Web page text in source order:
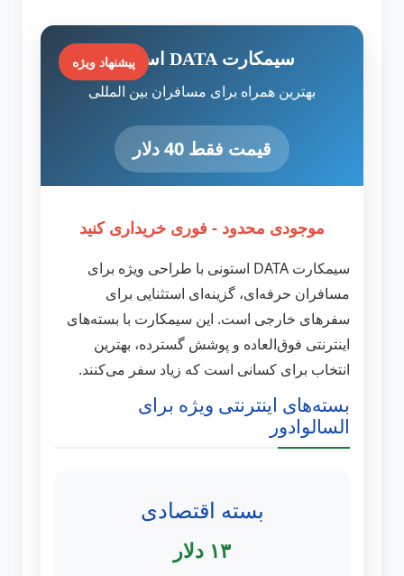
پیشنهاد ویژه
سیمکارت DATA استونی
بهترین همراه برای مسافران بین المللی
قیمت فقط 40 دلار
موجودی محدود - فوری خریداری کنید
سیمکارت DATA استونی با طراحی ویژه برای
مسافران حرفه‌ای، گزینه‌ای استثنایی برای
سفرهای خارجی است. این سیمکارت با بسته‌های
اینترنتی فوق‌العاده و پوشش گسترده، بهترین
انتخاب برای کسانی است که زیاد سفر می‌کنند.
بسته‌های اینترنتی ویژه برای
السالوادور
بسته اقتصادی
۱۳ دلار